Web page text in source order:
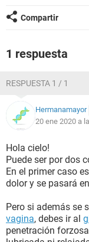
SEXUALIDAD
Compartir
1 respuesta
RESPUESTA 1 / 1
Hermanamayor
20 ene 2020 a
Hola cielo!
Puede ser por dos
En el primer caso
dolor y se pasará
Pero si además se
vagina, debes ir al
penetración